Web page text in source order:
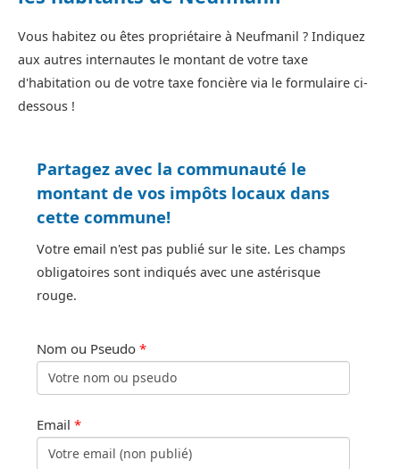
Vous habitez ou êtes propriétaire à Neufmanil ? Indiquez
aux autres internautes le montant de votre taxe
d'habitation ou de votre taxe foncière via le formulaire ci-
dessous !
Partagez avec la communauté le
montant de vos impôts locaux dans
cette commune!
Votre email n'est pas publié sur le site. Les champs
obligatoires sont indiqués avec une astérisque
rouge.
Nom ou Pseudo *
Email *